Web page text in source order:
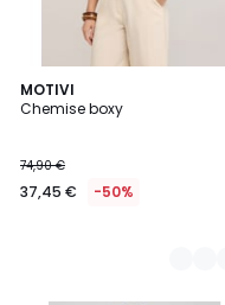
MOTIVI
Chemise boxy
74,90 €
37,45 € -50%
2
Couleurs